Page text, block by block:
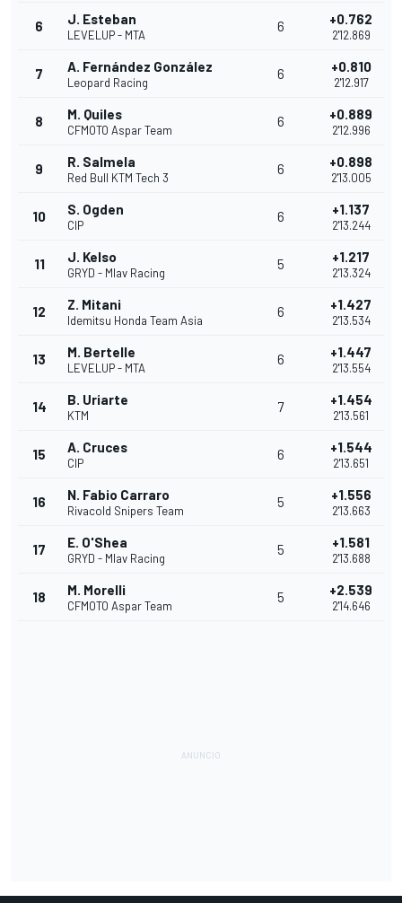
6 J. Esteban
LEVELUP - MTA
6 +0.762
2'12.869
7 A. Fernández González
Leopard Racing
6 +0.810
2'12.917
8 M. Quiles
CFMOTO Aspar Team
6 +0.889
2'12.996
9 R. Salmela
Red Bull KTM Tech 3
6 +0.898
2'13.005
10 S. Ogden
CIP
6 +1.137
2'13.244
11 J. Kelso
GRYD - Mlav Racing
5 +1.217
2'13.324
12 Z. Mitani
Idemitsu Honda Team Asia
6 +1.427
2'13.534
13 M. Bertelle
LEVELUP - MTA
6 +1.447
2'13.554
14 B. Uriarte
KTM
7 +1.454
2'13.561
15 A. Cruces
CIP
6 +1.544
2'13.651
16 N. Fabio Carraro
Rivacold Snipers Team
5 +1.556
2'13.663
17 E. O'Shea
GRYD - Mlav Racing
5 +1.581
2'13.688
18 M. Morelli
CFMOTO Aspar Team
5 +2.539
2'14.646